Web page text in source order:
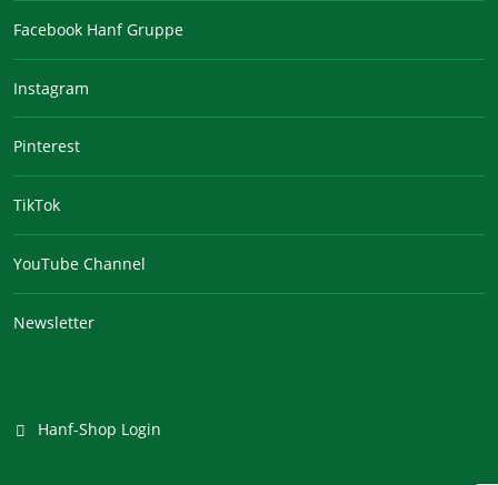
Facebook Hanf Gruppe
Instagram
Pinterest
TikTok
YouTube Channel
Newsletter
Hanf-Shop Login